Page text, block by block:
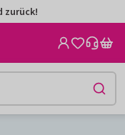
zurück!